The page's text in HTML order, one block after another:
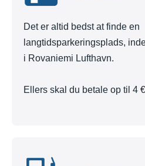
Det er altid bedst at finde en
langtidsparkeringsplads,
i Rovaniemi Lufthavn.
Ellers skal du betale op til 4